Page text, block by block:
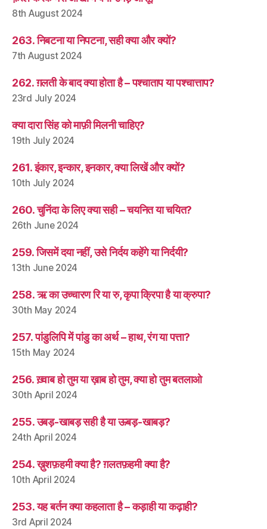
8th August 2024
263. निबटना या निपटना, सही क्या और क्यों?
7th August 2024
262. ग़लती के बाद क्या होता है – पश्चाताप या पश्चात्ताप?
23rd July 2024
क्या दारा सिंह को माफ़ी मिलनी चाहिए?
19th July 2024
261. इंकार, इन्कार, इनकार, क्या लिखें और क्यों?
10th July 2024
260. चुनिंदा के लिए क्या सही – चयनित या चयित?
26th June 2024
259. जिसमें दया नहीं, उसे निर्दय कहेंगे या निर्दयी?
13th June 2024
258. ऋ का उच्चारण रि या रु, कृपा क्रिपा है या क्रुपा?
30th May 2024
257. पांडुलिपि में पांडु का अर्थ – हाथ, रंग या पत्ता?
15th May 2024
256. ख़्वाब हो तुम या ख़ाब हो तुम, क्या हो तुम बतलाओ
30th April 2024
255. उबड़-खाबड़ सही है या ऊबड़-खाबड़?
24th April 2024
254. ख़ुशफ़हमी क्या है? ग़लतफ़हमी क्या है?
10th April 2024
253. यह बर्तन क्या कहलाता है – कड़ाही या कढ़ाही?
3rd April 2024